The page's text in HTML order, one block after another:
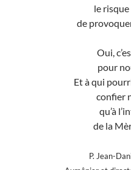
le
de
Oui,
pour
Et à qui
confier
qu’à
de la
P. Jean-